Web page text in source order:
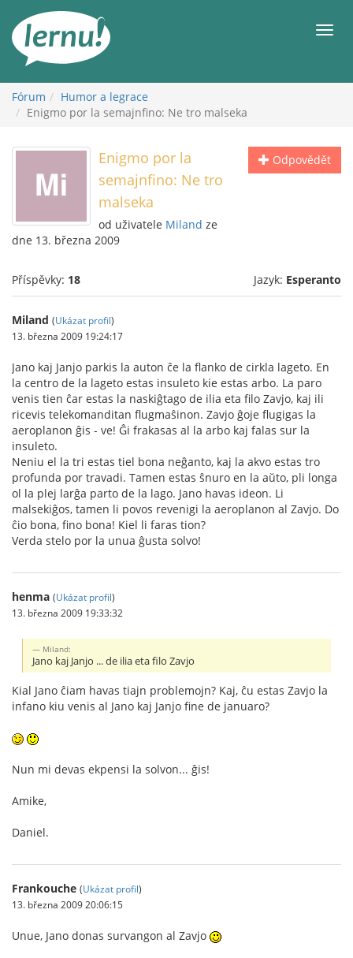
obsahu
Fórum
Humor a legrace
Enigmo por la semajnfino: Ne tro malseka
Odpovědět
Enigmo por la
semajnfino: Ne tro
malseka
od uživatele Miland ze
dne 13. března 2009
Příspěvky: 18 Jazyk: Esperanto
Miland (Ukázat profil)
13. března 2009 19:24:17
Jano kaj Janjo parkis la auton ĉe la flanko de cirkla lageto. En
la centro de la lageto estas insuleto kie estas arbo. La paro
venis tien ĉar estas la naskiĝtago de ilia eta filo Zavjo, kaj ili
ricevis telekomanditan flugmaŝinon. Zavjo ĝoje flugigas la
aeroplanon ĝis - ve! Ĝi frakasas al la arbo kaj falas sur la
insuleto.
Neniu el la tri estas tiel bona neĝanto, kaj la akvo estas tro
profunda por travadi. Tamen estas ŝnuro en la aŭto, pli longa
ol la plej larĝa parto de la lago. Jano havas ideon. Li
malsekiĝos, tamen li povos revenigi la aeroplanon al Zavjo. Do
ĉio bona, fino bona! Kiel li faras tion?
Verda stelo por la unua ĝusta solvo!
henma (Ukázat profil)
13. března 2009 19:33:32
Miland:
Jano kaj Janjo ... de ilia eta filo Zavjo
Kial Jano ĉiam havas tiajn problemojn? Kaj, ĉu estas Zavjo la
infano kiu venis al Jano kaj Janjo fine de januaro?
Nun mi devas ekpensi la solvon... ĝis!
Amike,
Daniel.
Frankouche (Ukázat profil)
13. března 2009 20:06:15
Unue, Jano donas survangon al Zavjo